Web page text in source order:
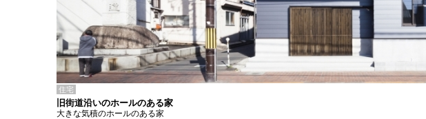
住宅
旧街道沿いのホールのある家
大きな気積のホールのある家